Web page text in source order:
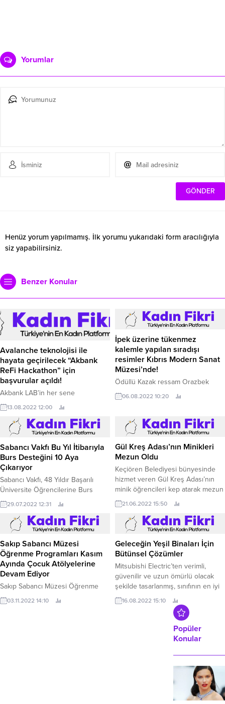
Yorumlar
Henüz yorum yapılmamış. İlk yorumu yukarıdaki form aracılığıyla
siz yapabilirsiniz.
Benzer Konular
Avalanche teknolojisi ile
hayata geçirilecek “Akbank
ReFi Hackathon” için
başvurular açıldı!
Akbank LAB’in her sene
düzenlediği ve bu yıl Onarıcı
Finans temasını ele alacak ‘Akbank
ReFİ Hackthon’ için başvurular
başladı.
13.08.2022 12:00
İpek üzerine tükenmez
kalemle yapılan sıradışı
resimler Kıbrıs Modern Sanat
Müzesi’nde!
Ödüllü Kazak ressam Orazbek
Yessenbayev’in, ipek üzerine
tükenmez kalemle yaptığı 45
kişisel sergisi, Cumhurbaşkanı
Ersin Tatar tarafından Yakın Doğu
Üniversitesi Atatürk Kültür ve
Kongre Merkezi Sergi Salonunda
açıldı.
06.08.2022 10:20
Sabancı Vakfı Bu Yıl İtibarıyla
Burs Desteğini 10 Aya
Çıkarıyor
Sabancı Vakfı, 48 Yıldır Başarılı
Üniversite Öğrencilerine Burs
Desteği Sağlıyor Sabancı
Vakfı, 2022-2023 eğitim yılında da
üniversite öğrencilerine burs
desteği sağlamaya devam edecek.
29.07.2022 12:31
Gül Kreş Adası’nın Minikleri
Mezun Oldu
Keçiören Belediyesi bünyesinde
hizmet veren Gül Kreş Adası’nın
minik öğrencileri kep atarak mezun
oldu.21.06.2022 15:50
Sakıp Sabancı Müzesi
Öğrenme Programları Kasım
Ayında Çocuk Atölyelerine
Devam Ediyor
Sakıp Sabancı Müzesi Öğrenme
Programları, kasım ayında farklı yaş
gruplarından çocuklara yönelik
03.11.2022 14:10
Geleceğin Yeşil Binaları İçin
Bütünsel Çözümler
Mitsubishi Electric’ten verimli,
güvenilir ve uzun ömürlü olacak
şekilde tasarlanmış, sınıfının en iyi
bina sistemleri Evden uzaya kadar
yenilikçi teknolojilerin öncü ismi
Mitsubishi Electric; verimli, güvenilir
ve uzun ömürlü olacak şekilde
tasarlanmış, sınıfının en iyi bina
16.08.2022 15:10
Popüler
Konular